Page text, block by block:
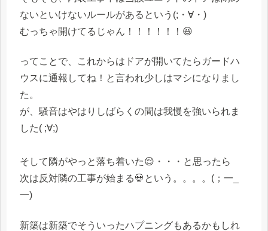
ないといけないルールがあるという(;・∀・)
むっちゃ開けてるじゃん！！！！！！😆
ってことで、これからはドアが開いてたらガードハ
ウスに通報してね！と言われ少しはマシになりまし
た。
が、騒音はやはりしばらくの間は我慢を強いられま
した( ;∀;)
そして隣がやっと落ち着いた😌・・・と思ったら
次は反対隣の工事が始まる💀という。。。。(；一_
一)
新築は新築でそういったハプニングもあるかもしれ